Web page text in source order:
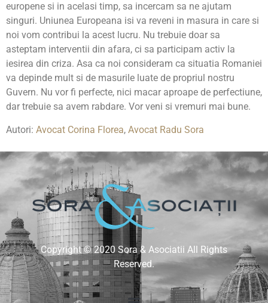
europene si in acelasi timp, sa incercam sa ne ajutam
singuri. Uniunea Europeana isi va reveni in masura in care si
noi vom contribui la acest lucru. Nu trebuie doar sa
asteptam interventii din afara, ci sa participam activ la
iesirea din criza. Asa ca noi consideram ca situatia Romaniei
va depinde mult si de masurile luate de propriul nostru
Guvern. Nu vor fi perfecte, nici macar aproape de perfectiune,
dar trebuie sa avem rabdare. Vor veni si vremuri mai bune.
Autori: Avocat Corina Florea, Avocat Radu Sora
Copyright © 2020 Sora & Asociatii All Rights
Reserved.